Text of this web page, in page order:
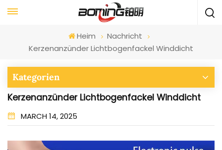
Heim
Nachricht
Kerzenanzünder Lichtbogenfackel Winddicht
Kategorien
Kerzenanzünder Lichtbogenfackel Winddicht
MARCH 14, 2025